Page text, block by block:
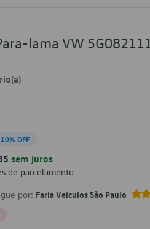
lama VW
OFF
sem juros
de parcelamento
por: Faria Veículos São Paulo